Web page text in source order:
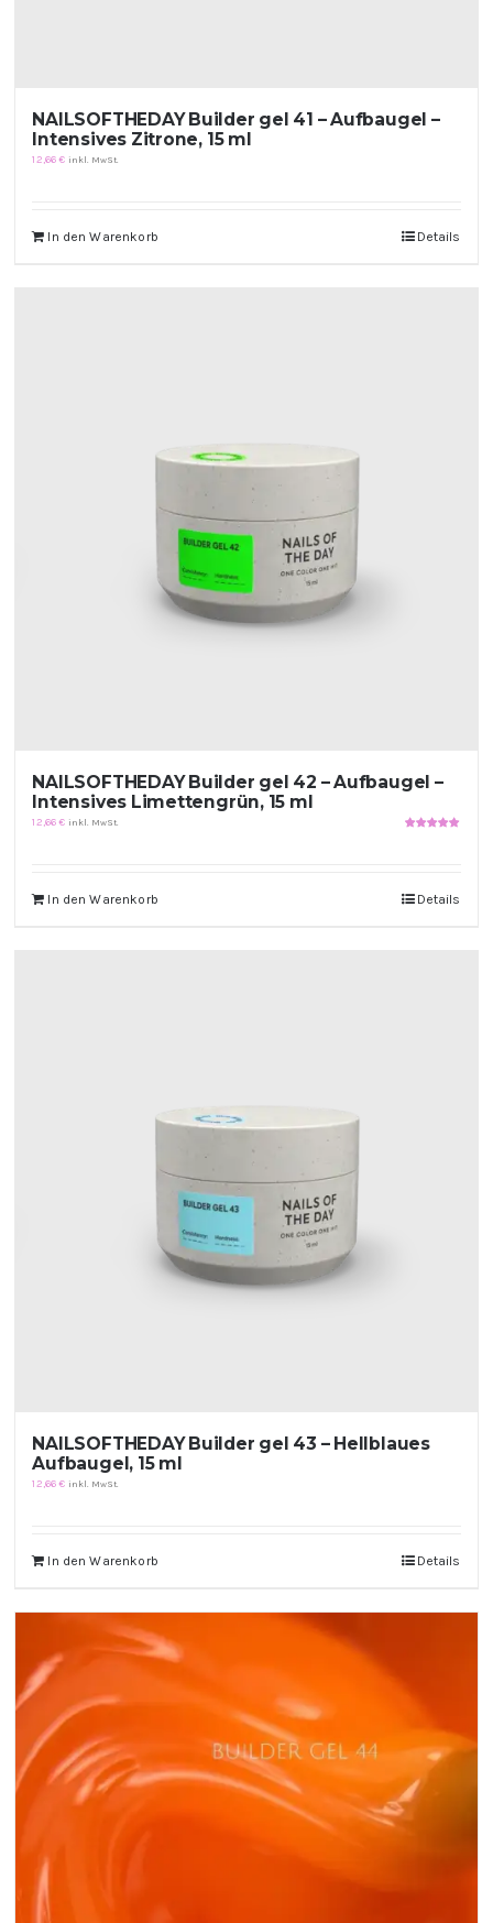
NAILSOFTHEDAY Builder gel 41 – Aufbaugel –
Intensives Zitrone, 15 ml
12,66€ inkl. MwSt.
In den Warenkorb Details
NAILSOFTHEDAY Builder gel 42 – Aufbaugel –
Intensives Limettengrün, 15 ml
12,66€ inkl. MwSt.
In den Warenkorb Details
NAILSOFTHEDAY Builder gel 43 – Hellblaues
Aufbaugel, 15 ml
12,66€ inkl. MwSt.
In den Warenkorb Details